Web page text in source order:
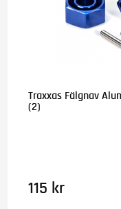
Traxxas Fälgnav
(2)
115 kr